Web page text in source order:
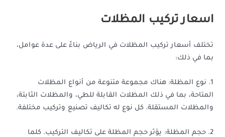
اسعار تركيب المظلات
تختلف أسعار تركيب المظلات في الرياض بناءً على عدة عوامل،
بما في ذلك:
1. نوع المظلة: هناك مجموعة متنوعة من أنواع المظلات
المتاحة، بما في ذلك المظلات القابلة للطي، والمظلات الثابتة،
والمظلات المستقلة. كل نوع له تكاليف تصنيع وتركيب مختلفة.
2. حجم المظلة: يؤثر حجم المظلة على تكاليف التركيب. كلما